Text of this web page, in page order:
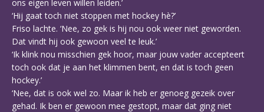
ons eigen leven willen leiden.’
‘Hij gaat toch niet stoppen met hockey hè?’
Friso lachte. ‘Nee, zo gek is hij nou ook weer niet geworden.
Dat vindt hij ook gewoon veel te leuk.’
‘Ik klink nou misschien gek hoor, maar jouw vader accepteert
toch ook dat je aan het klimmen bent, en dat is toch geen
hockey.’
‘Nee, dat is ook wel zo. Maar ik heb er genoeg gezeik over
gehad. Ik ben er gewoon mee gestopt, maar dat ging niet